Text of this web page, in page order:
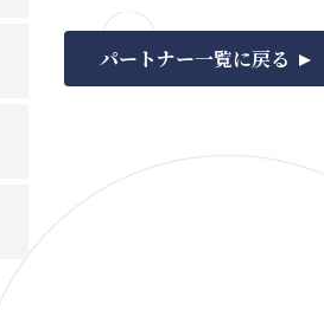
パートナー一覧に戻る